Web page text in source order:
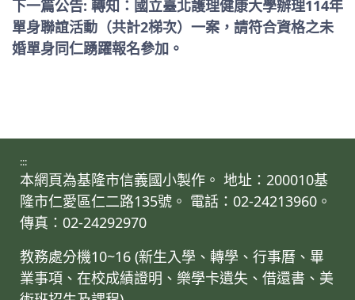
下一篇公告: 轉知：國立臺北護理健康大學辦理114年
單身聯誼活動（共計2梯次）一案，請符合資格之未
婚單身同仁踴躍報名參加。
:::
本網頁為基隆市信義國小製作。 地址：200010基
隆市仁愛區仁二路135號。 電話：02-24213960。
傳真：02-24292970
教務處分機10~16 (新生入學、轉學、行事曆、畢
業事項、在校成績證明、樂學卡遺失、借還書、美